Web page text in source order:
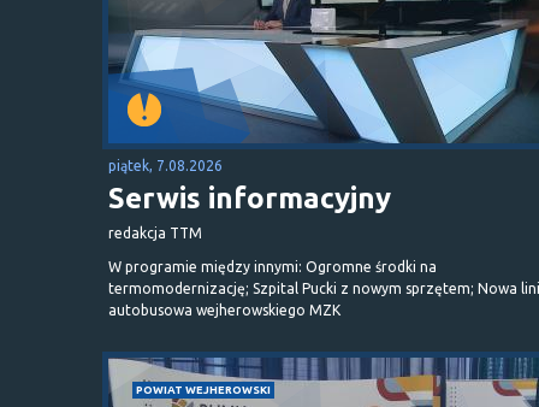
piątek, 7.08.2026
Serwis informacyjny
redakcja TTM
W programie między innymi: Ogromne środki na
termomodernizację; Szpital Pucki z nowym sprzętem; Nowa
autobusowa wejherowskiego MZK
POWIAT WEJHEROWSKI